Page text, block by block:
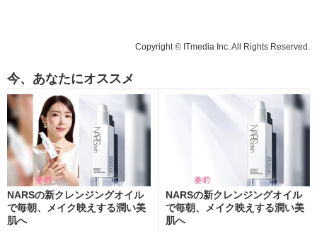
Copyright © ITmedia Inc. All Rights Reserved.
今、あなたにオススメ
NARSの新クレンジングオイル
で毎朝、メイク映えする潤い美
肌へ
NARSの新クレンジングオイル
で毎朝、メイク映えする潤い美
肌へ